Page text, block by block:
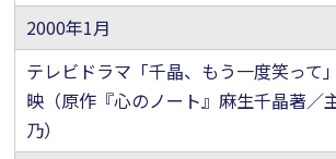
2000年1月
テレビドラマ「千晶、もう一度笑って
映（原作『心のノート』麻生千晶著／
乃）